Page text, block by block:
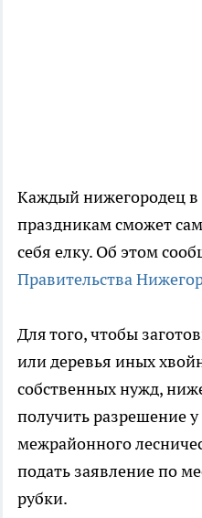
Каждый нижегородец в
праздникам сможет
себя елку. Об этом
Правительства
Для того, чтобы
или деревья иных
собственных нужд,
получить разрешение
межрайонного
подать заявление по
рубки.